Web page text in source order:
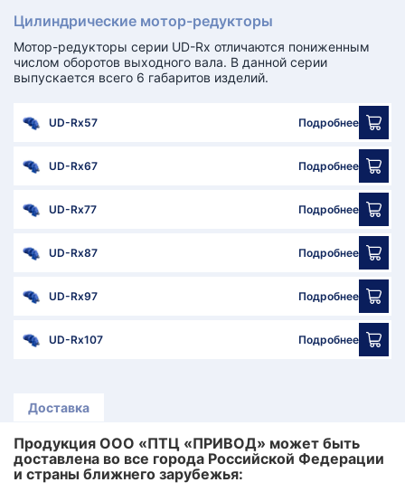
Цилиндрические мотор-редукторы
Мотор-редукторы серии UD-Rx отличаются пониженным
числом оборотов выходного вала. В данной серии
выпускается всего 6 габаритов изделий.
UD-Rx57 Подробнее
UD-Rx67 Подробнее
UD-Rx77 Подробнее
UD-Rx87 Подробнее
UD-Rx97 Подробнее
UD-Rx107 Подробнее
Доставка
Продукция ООО «ПТЦ «ПРИВОД» может быть
доставлена во все города Российской Федерации
и страны ближнего зарубежья: